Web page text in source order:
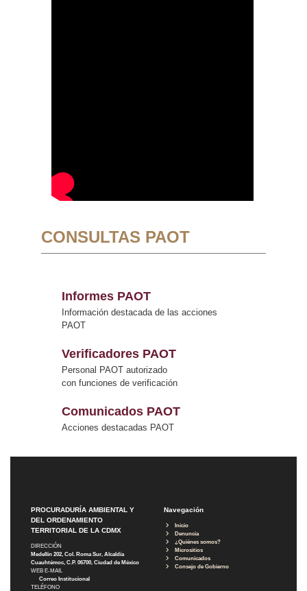
CONSULTAS PAOT
Informes PAOT
Información destacada de las acciones
PAOT
Verificadores PAOT
Personal PAOT autorizado
con funciones de verificación
Comunicados PAOT
Acciones destacadas PAOT
PROCURADURÍA AMBIENTAL Y
DEL ORDENAMIENTO
TERRITORIAL DE LA CDMX
DIRECCIÓN
Medellín 202, Col. Roma Sur, Alcaldía
Cuauhtémoc, C.P. 06700, Ciudad de México
WEB E-MAIL
Correo Institucional
TELÉFONO
Navegación
Inicio
Denuncia
¿Quiénes somos?
Micrositios
Comunicados
Consejo de Gobierno